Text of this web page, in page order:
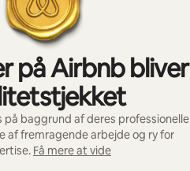
på Airbnb bliver
på baggrund af deres professionelle
af fremragende arbejde og ry for
Få mere at vide